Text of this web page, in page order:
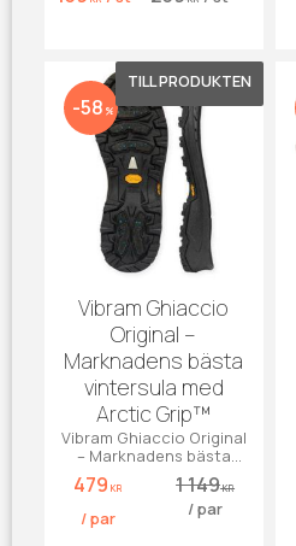
Vibram Ghiaccio
Original –
Marknadens bästa
vintersula med
Arctic Grip™
Vibram Ghiaccio Original
– Marknadens bästa
vintersula med Arctic
Grip™
479 KR
/par
1 149KR
/par
58 % Lägg